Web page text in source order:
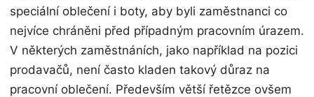
speciální oblečení i boty, aby byli zaměstnanci co
nejvíce chráněni před případným pracovním úrazem.
V některých zaměstnáních, jako například na pozici
prodavačů, není často kladen takový důraz na
pracovní oblečení. Především větší řetězce ovšem